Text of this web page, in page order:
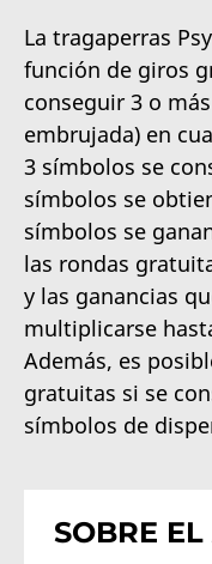
La tragaperras
función de giros
conseguir 3 o
embrujada) en
3 símbolos se
símbolos se
símbolos se
las rondas
y las ganancias
multiplicarse
Además, es
gratuitas si se
símbolos de
SOBRE